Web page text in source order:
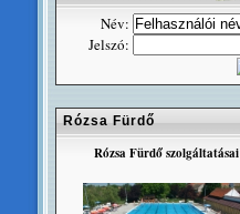
Név:
Jelszó:
Rózsa Fürdő
Rózsa Fürdő szolgáltatásai